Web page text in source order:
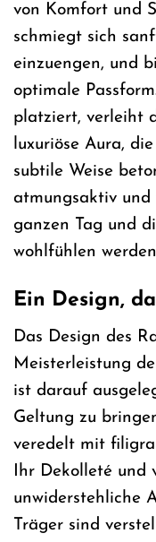
von Komfort und
schmiegt sich
einzuengen, und
optimale
platziert, verleiht
luxuriöse Aura,
subtile Weise
atmungsaktiv und
ganzen Tag und
wohlfühlen
Ein Design,
Das Design des
Meisterleistung
ist darauf
Geltung zu
veredelt mit
Ihr Dekolleté und
unwiderstehliche
Träger sind